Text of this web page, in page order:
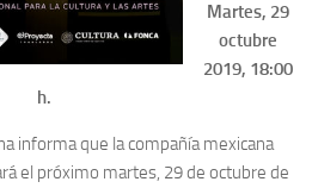
Martes, 29
octubre
2019, 18:00
h.
informa que la compañía mexicana
el próximo martes, 29 de octubre de